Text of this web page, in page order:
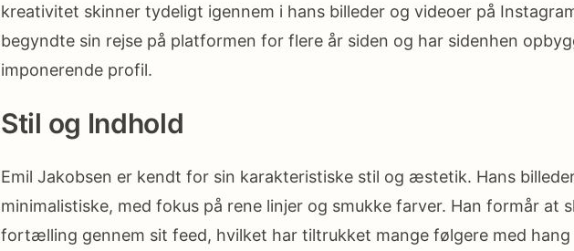
kreativitet skinner tydeligt igennem i hans billeder og videoer på
begyndte sin rejse på platformen for flere år siden og har sidenhen
imponerende profil.
Stil og Indhold
Emil Jakobsen er kendt for sin karakteristiske stil og æstetik. Hans
minimalistiske, med fokus på rene linjer og smukke farver. Han formår at
fortælling gennem sit feed, hvilket har tiltrukket mange følgere med